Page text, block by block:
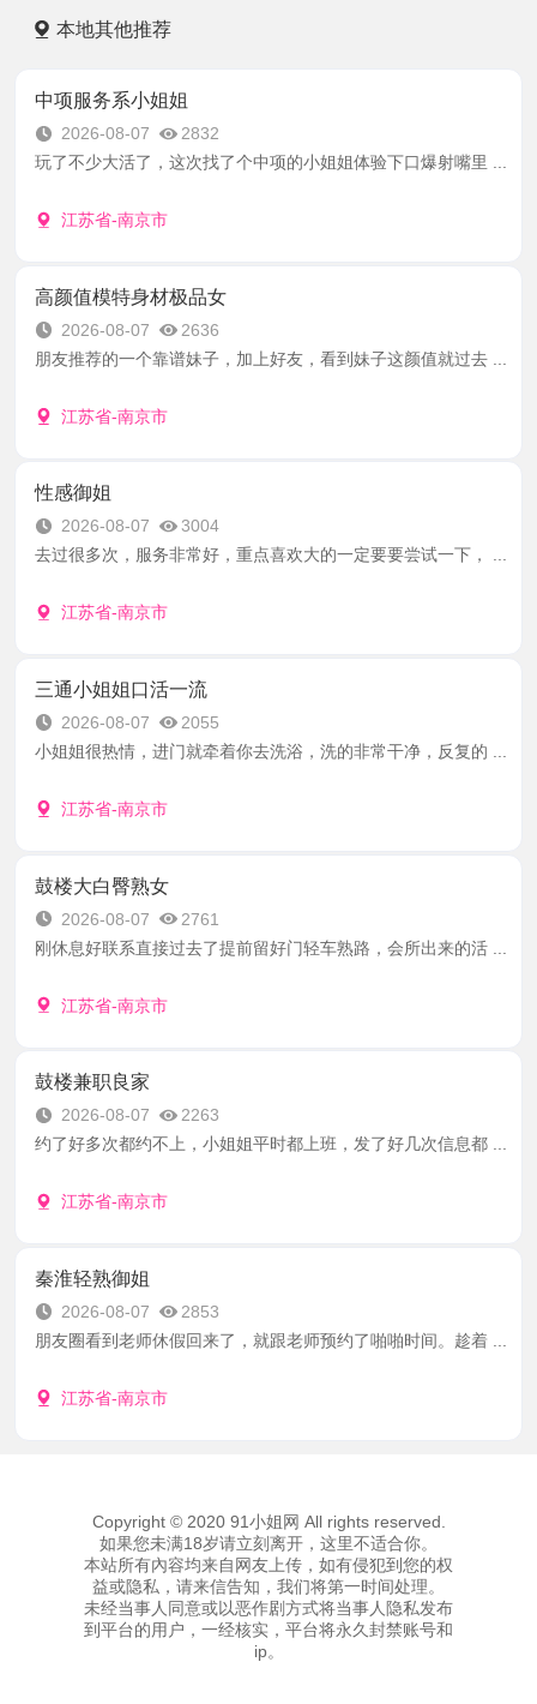
本地其他推荐
中项服务系小姐姐
2026-08-07
2832
玩了不少大活了，这次找了个中项的小姐姐体验下口爆射嘴里 ...
江苏省-南京市
高颜值模特身材极品女
2026-08-07
2636
朋友推荐的一个靠谱妹子，加上好友，看到妹子这颜值就过去 ...
江苏省-南京市
性感御姐
2026-08-07
3004
去过很多次，服务非常好，重点喜欢大的一定要要尝试一下， ...
江苏省-南京市
三通小姐姐口活一流
2026-08-07
2055
小姐姐很热情，进门就牵着你去洗浴，洗的非常干净，反复的 ...
江苏省-南京市
鼓楼大白臀熟女
2026-08-07
2761
刚休息好联系直接过去了提前留好门轻车熟路，会所出来的活 ...
江苏省-南京市
鼓楼兼职良家
2026-08-07
2263
约了好多次都约不上，小姐姐平时都上班，发了好几次信息都 ...
江苏省-南京市
秦淮轻熟御姐
2026-08-07
2853
朋友圈看到老师休假回来了，就跟老师预约了啪啪时间。趁着 ...
江苏省-南京市
Copyright © 2020 91小姐网 All rights reserved.
如果您未满18岁请立刻离开，这里不适合你。
本站所有內容均来自网友上传，如有侵犯到您的权
益或隐私，请来信告知，我们将第一时间处理。
未经当事人同意或以恶作剧方式将当事人隐私发布
到平台的用户，一经核实，平台将永久封禁账号和
ip。